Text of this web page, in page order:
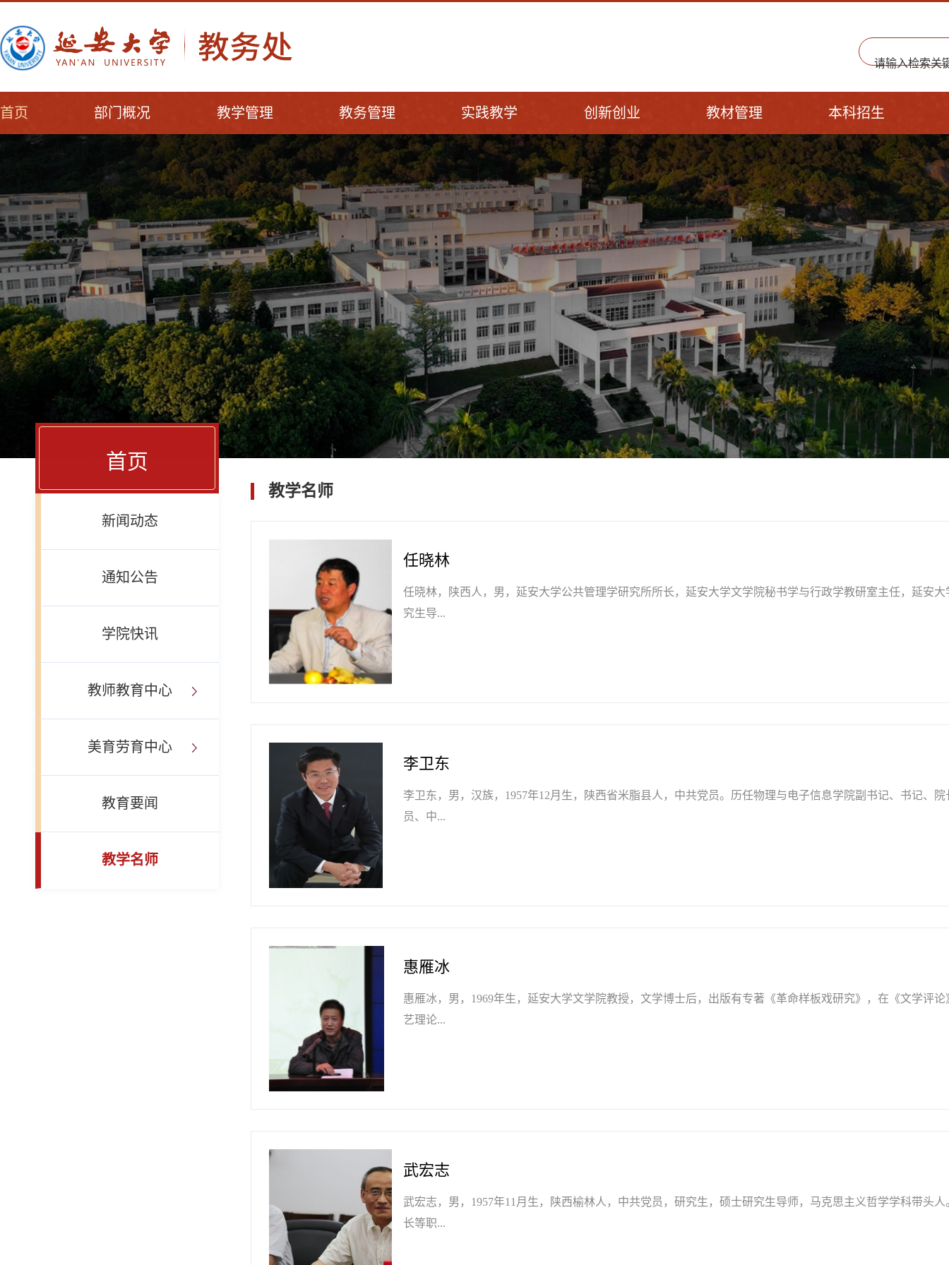
首页 部门概况 教学管理 教务管理 实践教学 创新创业 教材管理 本科招生
首页
新闻动态
通知公告
学院快讯
教师教育中心
美育劳育中心
教育要闻
教学名师
教学名师
任晓林
任晓林，陕西人，男，延安大学公共管理学研究所所长，延安大学文学院秘书学与行政学教研室主任，延安
究生导...
李卫东
李卫东，男，汉族，1957年12月生，陕西省米脂县人，中共党员。历任物理与电子信息学院副书记、书记、
员、中...
惠雁冰
惠雁冰，男，1969年生，延安大学文学院教授，文学博士后，出版有专著《革命样板戏研究》，在《文学评
艺理论...
武宏志
武宏志，男，1957年11月生，陕西榆林人，中共党员，研究生，硕士研究生导师，马克思主义哲学学科带头
长等职...